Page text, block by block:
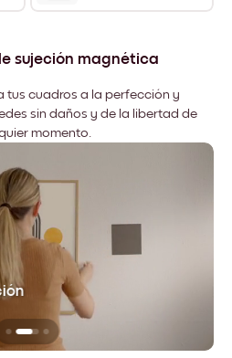
sujeción magnética
tus cuadros a la perfección y
sin daños y de la libertad de
momento.